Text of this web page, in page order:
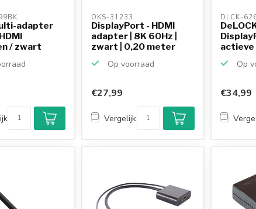
adapter
/ zwart
OKS-31233
DisplayPort - HDMI
adapter | 8K 60Hz |
zwart | 0,20 meter
Op voorraad
€27,99
Vergelijk
DLCK-
actieve
Op
€34,99